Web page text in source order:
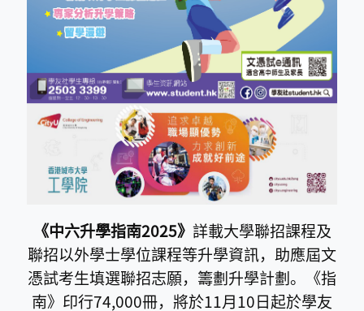
《中六升學指南2025》 詳載大學聯招課程及
聯招以外學士學位課程等升學資訊，助應屆文
憑試考生填選聯招志願，籌劃升學計劃。《指
南》印行74,000冊，將於11月10日起於學友